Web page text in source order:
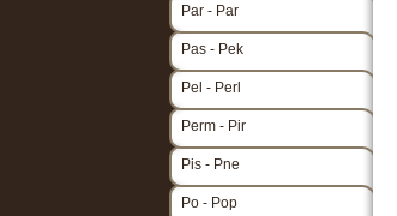
Par - Par
Pas - Pek
Pel - Perl
Perm - Pir
Pis - Pne
Po - Pop